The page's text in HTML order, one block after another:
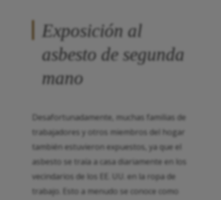
Exposición al
asbesto de segunda
mano
Desafortunadamente, muchas familias de
trabajadores y otros miembros del hogar
también estuvieron expuestos, ya que el
asbesto se traía a casa diariamente en los
vecindarios de los EE. UU. en la ropa de
trabajo. Esto a menudo se conoce como